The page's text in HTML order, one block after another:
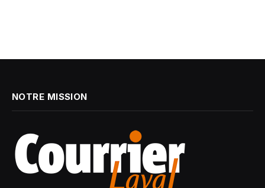
NOTRE MISSION